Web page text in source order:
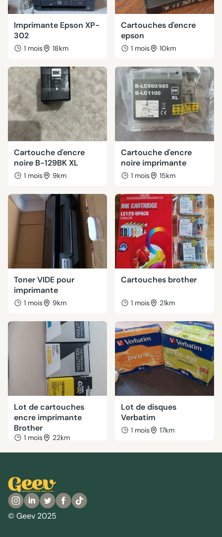
Imprimante Epson XP-
302
1 mois 18km
Cartouches d'encre
epson
1 mois 10km
Cartouche d'encre
noire B-129BK XL
1 mois 9km
Cartouche d'encre
noire imprimante
1 mois 15km
Toner VIDE pour
imprimante
1 mois 9km
Cartouches brother
1 mois 21km
Lot de cartouches
encre imprimante
Brother
1 mois 22km
Lot de disques
Verbatim
1 mois 17km
© Geev 2025